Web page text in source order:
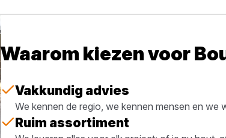
Waarom kiezen voor
Vakkundig advies
We kennen de regio, we kennen mensen en we
Ruim assortiment